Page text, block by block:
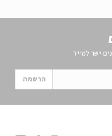
ישר למייל
הרשמה